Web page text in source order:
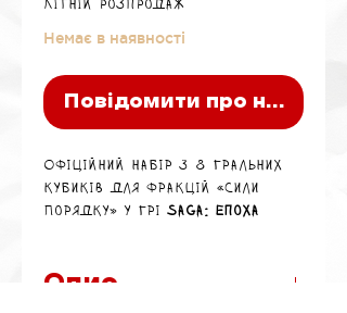
Літній розпродаж
Немає в наявності
Повідомити про
Офіційний набір з 8 гральних
кубиків для фракцій «Сили
Порядку» у грі SAGA: Епоха
Опис